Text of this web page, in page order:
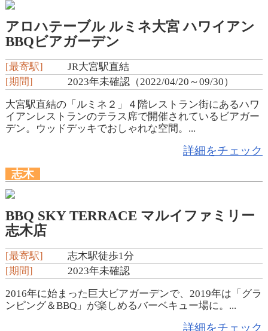
アロハテーブル ルミネ大宮 ハワイアン
BBQビアガーデン
[最寄駅]
JR大宮駅直結
[期間]
2023年未確認（2022/04/20～09/30）
大宮駅直結の「ルミネ２」４階レストラン街にあるハワ
イアンレストランのテラス席で開催されているビアガー
デン。ウッドデッキでおしゃれな空間。...
詳細をチェック
志木
BBQ SKY TERRACE マルイファミリー
志木店
[最寄駅]
志木駅徒歩1分
[期間]
2023年未確認
2016年に始まった巨大ビアガーデンで、2019年は「グラ
ンピング＆BBQ」が楽しめるバーベキュー場に。...
詳細をチェック